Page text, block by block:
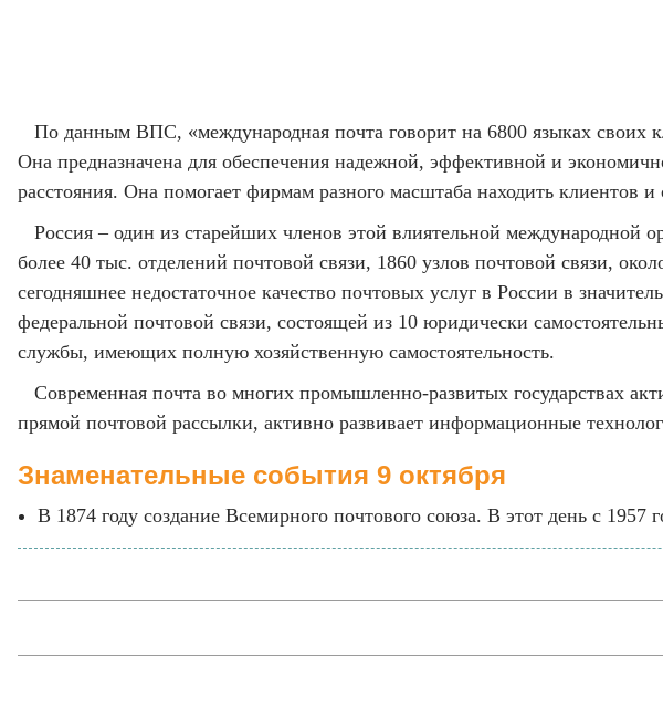
По данным ВПС, «международная почта говорит на 6800 языках своих
Она предназначена для обеспечения надежной, эффективной и
расстояния. Она помогает фирмам разного масштаба находить клиентов и
Россия – один из старейших членов этой влиятельной международной
более 40 тыс. отделений почтовой связи, 1860 узлов почтовой связи,
сегодняшнее недостаточное качество почтовых услуг в России в
федеральной почтовой связи, состоящей из 10 юридически
службы, имеющих полную хозяйственную самостоятельность.
Современная почта во многих промышленно-развитых государствах
прямой почтовой рассылки, активно развивает информационные
Знаменательные события 9 октября
В 1874 году создание Всемирного почтового союза. В этот день с 1957